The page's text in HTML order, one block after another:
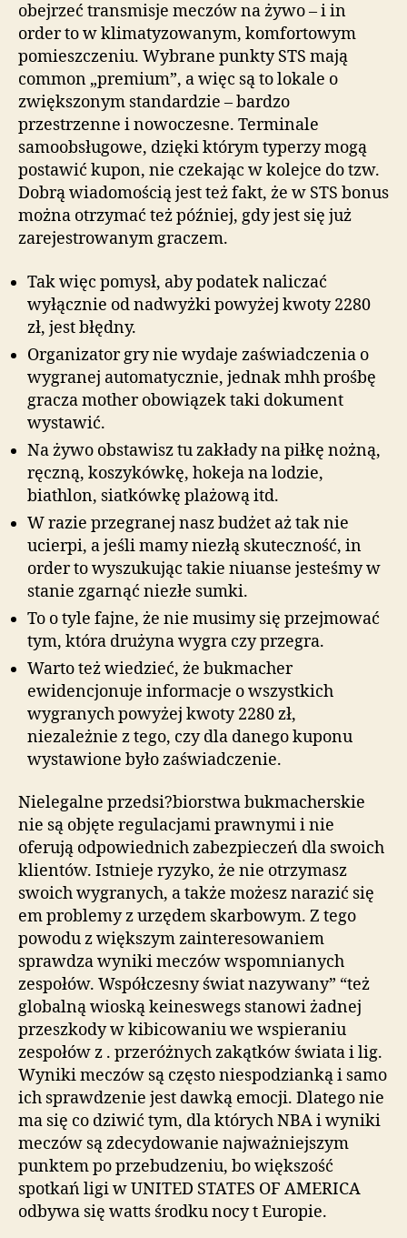
obejrzeć transmisje meczów na żywo – i in
order to w klimatyzowanym, komfortowym
pomieszczeniu. Wybrane punkty STS mają
common „premium”, a więc są to lokale o
zwiększonym standardzie – bardzo
przestrzenne i nowoczesne. Terminale
samoobsługowe, dzięki którym typerzy mogą
postawić kupon, nie czekając w kolejce do tzw.
Dobrą wiadomością jest też fakt, że w STS bonus
można otrzymać też później, gdy jest się już
zarejestrowanym graczem.
Tak więc pomysł, aby podatek naliczać
wyłącznie od nadwyżki powyżej kwoty 2280
zł, jest błędny.
Organizator gry nie wydaje zaświadczenia o
wygranej automatycznie, jednak mhh prośbę
gracza mother obowiązek taki dokument
wystawić.
Na żywo obstawisz tu zakłady na piłkę nożną,
ręczną, koszykówkę, hokeja na lodzie,
biathlon, siatkówkę plażową itd.
W razie przegranej nasz budżet aż tak nie
ucierpi, a jeśli mamy niezłą skuteczność, in
order to wyszukując takie niuanse jesteśmy w
stanie zgarnąć niezłe sumki.
To o tyle fajne, że nie musimy się przejmować
tym, która drużyna wygra czy przegra.
Warto też wiedzieć, że bukmacher
ewidencjonuje informacje o wszystkich
wygranych powyżej kwoty 2280 zł,
niezależnie z tego, czy dla danego kuponu
wystawione było zaświadczenie.
Nielegalne przedsi?biorstwa bukmacherskie
nie są objęte regulacjami prawnymi i nie
oferują odpowiednich zabezpieczeń dla swoich
klientów. Istnieje ryzyko, że nie otrzymasz
swoich wygranych, a także możesz narazić się
em problemy z urzędem skarbowym. Z tego
powodu z większym zainteresowaniem
sprawdza wyniki meczów wspomnianych
zespołów. Współczesny świat nazywany” “też
globalną wioską keineswegs stanowi żadnej
przeszkody w kibicowaniu we wspieraniu
zespołów z . przeróżnych zakątków świata i lig.
Wyniki meczów są często niespodzianką i samo
ich sprawdzenie jest dawką emocji. Dlatego nie
ma się co dziwić tym, dla których NBA i wyniki
meczów są zdecydowanie najważniejszym
punktem po przebudzeniu, bo większość
spotkań ligi w UNITED STATES OF AMERICA
odbywa się watts środku nocy t Europie.